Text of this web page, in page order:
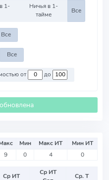
1-
Ничья в 1-
тайме
Все
Все
Все
Против команд со стоимостью от до
Мин Макс ИТ
Мин ИТ
9 0 4 0
Ср ИТ
Ср ИТ
Ср. Т